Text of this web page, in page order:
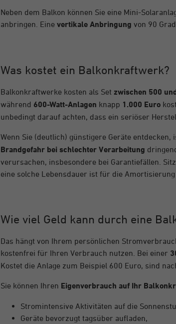
Neben dem Balkon können Sie eine Mini-
anbringen. Eine vertikale Anbringung von 90
Was kostet ein Balkonkraftwerk?
Balkonkraftwerke kosten als Set zwischen 500
während 600-Watt-Anlagen knapp 1.000 Euro
unbedingt darauf achten, dass ein seriöser
Wenn Sie (deutlich) günstigere Geräte
Brandgefahr bei schlechter Verarbeitung
verursachen, insbesondere bei Garantiefällen.
eine solche Lebensdauer ist für die
Wie viel Geld kann durch eine
Das hängt von Ihrem persönlichen
kostenfrei für Ihren Verbrauch nutzen. Bei einer
Kostet die Anlage zum Beispiel 600 Euro, sind
Sie können Ihren Eigenverbrauch auf Ihr
Stromintensive Aktivitäten auf die
Geräte bevorzugt tagsüber aufladen,